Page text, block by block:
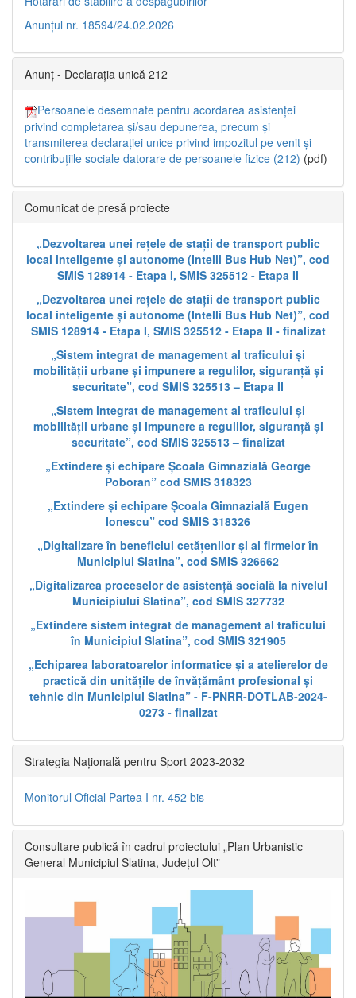
Anunțul nr. 18594/24.02.2026
Anunț - Declarația unică 212
Persoanele desemnate pentru acordarea asistenței
privind completarea și/sau depunerea, precum și
transmiterea declarației unice privind impozitul pe venit și
contribuțiile sociale datorare de persoanele fizice (212) (pdf)
Comunicat de presă proiecte
„Dezvoltarea unei rețele de stații de transport public
local inteligente și autonome (Intelli Bus Hub Net)”, cod
SMIS 128914 - Etapa I, SMIS 325512 - Etapa II
„Dezvoltarea unei rețele de stații de transport public
local inteligente și autonome (Intelli Bus Hub Net)”, cod
SMIS 128914 - Etapa I, SMIS 325512 - Etapa II - finalizat
„Sistem integrat de management al traficului și
mobilității urbane și impunere a regulilor, siguranță și
securitate”, cod SMIS 325513 – Etapa II
„Sistem integrat de management al traficului și
mobilității urbane și impunere a regulilor, siguranță și
securitate”, cod SMIS 325513 – finalizat
„Extindere și echipare Școala Gimnazială George
Poboran” cod SMIS 318323
„Extindere și echipare Școala Gimnazială Eugen
Ionescu” cod SMIS 318326
„Digitalizare în beneficiul cetățenilor și al firmelor în
Municipiul Slatina”, cod SMIS 326662
„Digitalizarea proceselor de asistență socială la nivelul
Municipiului Slatina”, cod SMIS 327732
„Extindere sistem integrat de management al traficului
în Municipiul Slatina”, cod SMIS 321905
„Echiparea laboratoarelor informatice și a atelierelor de
practică din unitățile de învățământ profesional și
tehnic din Municipiul Slatina” - F-PNRR-DOTLAB-2024-
0273 - finalizat
Strategia Națională pentru Sport 2023-2032
Monitorul Oficial Partea I nr. 452 bis
Consultare publică în cadrul proiectului „Plan Urbanistic
General Municipiul Slatina, Județul Olt”